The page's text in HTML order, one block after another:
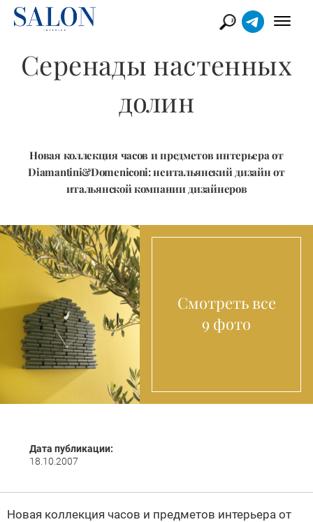
Серенады настенных
долин
Новая коллекция часов и предметов интерьера от
Diamantini&Domeniconi: неитальянский дизайн от
итальянской компании дизайнеров
Смотреть все
9 фото
Дата публикации:
18.10.2007
Новая коллекция часов и предметов интерьера от